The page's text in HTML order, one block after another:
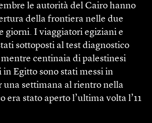
le autorità del Cairo hanno
della frontiera nelle due
giorni. I viaggiatori egiziani e
sottoposti al test diagnostico
centinaia di palestinesi
Egitto sono stati messi in
una settimana al rientro nella
era stato aperto l’ultima volta l’11